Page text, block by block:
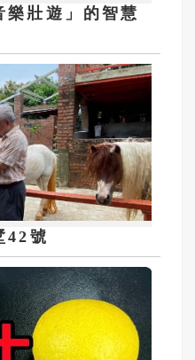
樂壯遊」的智慧
42號